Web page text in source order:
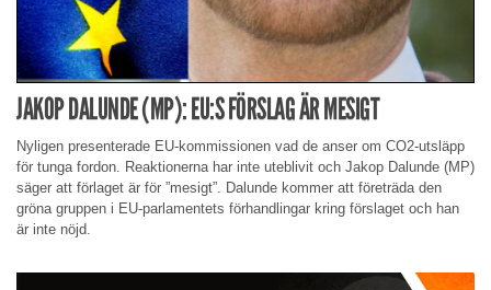
JAKOP DALUNDE (MP): EU:S FÖRSLAG ÄR MESIGT
Nyligen presenterade EU-kommissionen vad de anser om CO2-utsläpp
för tunga fordon. Reaktionerna har inte uteblivit och Jakop Dalunde (MP)
säger att förlaget är för ”mesigt”. Dalunde kommer att företräda den
gröna gruppen i EU-parlamentets förhandlingar kring förslaget och han
är inte nöjd.